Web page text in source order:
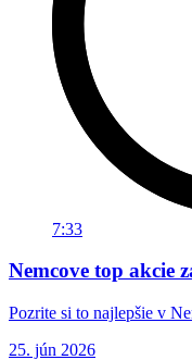
7:33
Nemcove top akcie
Pozrite si to najlepšie v
25. jún 2026